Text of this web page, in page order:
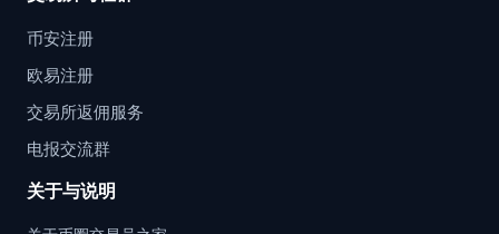
币安注册
欧易注册
交易所返佣服务
电报交流群
关于与说明